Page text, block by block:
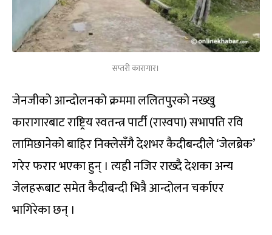
सप्तरी कारागार।
जेनजीको आन्दोलनको क्रममा ललितपुरको नख्खु
कारागारबाट राष्ट्रिय स्वतन्त्र पार्टी (रास्वपा) सभापति रवि
लामिछानेको बाहिर निक्लेसँगै देशभर कैदीबन्दीले ‘जेलब्रेक’
गरेर फरार भएका हुन् । त्यही नजिर राख्दै देशका अन्य
जेलहरूबाट समेत कैदीबन्दी भित्रै आन्दोलन चर्काएर
भागिरेका छन् ।